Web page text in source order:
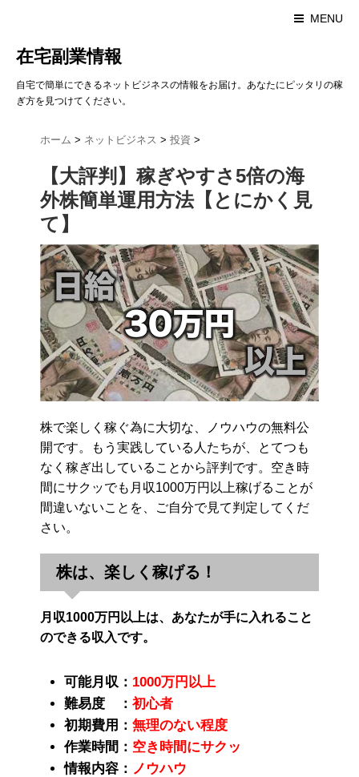
MENU
在宅副業情報
自宅で簡単にできるネットビジネスの情報をお届け。あなたにピッタリの稼
ぎ方を見つけてください。
ホーム > ネットビジネス > 投資 >
【大評判】稼ぎやすさ5倍の海
外株簡単運用方法【とにかく見
て】
株で楽しく稼ぐ為に大切な、ノウハウの無料公
開です。もう実践している人たちが、とてつも
なく稼ぎ出していることから評判です。空き時
間にサクッでも月収1000万円以上稼げることが
間違いないことを、ご自分で見て判定してくだ
さい。
株は、楽しく稼げる！
月収1000万円以上は、あなたが手に入れること
のできる収入です。
可能月収： 1000万円以上
難易度 ： 初心者
初期費用： 無理のない程度
作業時間： 空き時間にサクッ
情報内容： ノウハウ